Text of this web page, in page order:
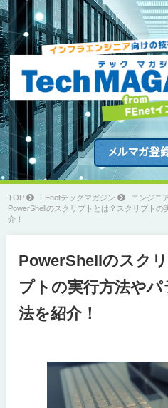
TOP FEnetテックマガジン
エンジニ
PowerShellのスクリプトとは？スクリプト
介！
PowerShellのスク
プトの実行方法や
法を紹介！